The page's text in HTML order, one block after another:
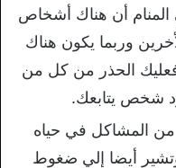
أن هناك أشخاص
وربما يكون هناك
فعليك الحذر من كل من
شخص يتابعك.
من المشاكل في حياه
أيضا إلي ضغوط